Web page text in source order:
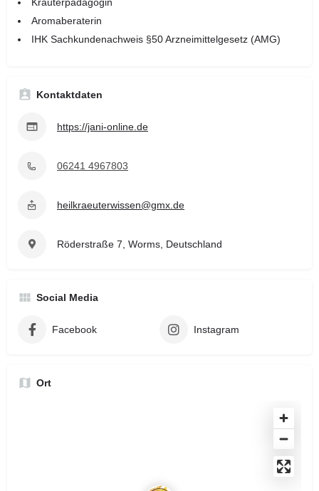
Aromaberaterin
IHK Sachkundenachweis §50 Arzneimittelgesetz (AMG)
Kontaktdaten
https://jani-online.de
06241 4967803
heilkraeuterwissen@gmx.de
Röderstraße 7, Worms, Deutschland
Social Media
Facebook Instagram
Ort